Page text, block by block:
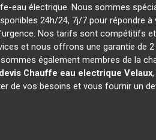
eau électrique. Nous sommes
24h/24, 7j/7 pour répondre
Nos tarifs sont compétitifs
et nous offrons une garantie de
également membres de la
devis Chauffe eau electrique Velaux
de vos besoins et vous fournir un